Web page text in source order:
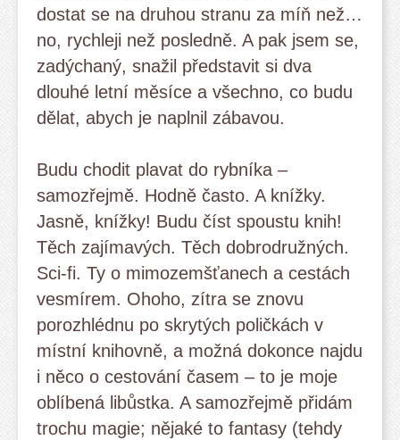
dostat se na druhou stranu za míň než…
no, rychleji než posledně. A pak jsem se,
zadýchaný, snažil představit si dva
dlouhé letní měsíce a všechno, co budu
dělat, abych je naplnil zábavou.
Budu chodit plavat do rybníka –
samozřejmě. Hodně často. A knížky.
Jasně, knížky! Budu číst spoustu knih!
Těch zajímavých. Těch dobrodružných.
Sci-fi. Ty o mimozemšťanech a cestách
vesmírem. Ohoho, zítra se znovu
porozhlédnu po skrytých poličkách v
místní knihovně, a možná dokonce najdu
i něco o cestování časem – to je moje
oblíbená libůstka. A samozřejmě přidám
trochu magie; nějaké to fantasy (tehdy